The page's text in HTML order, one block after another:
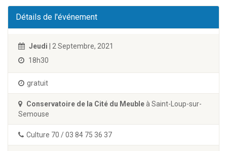
Détails de l'événement
Jeudi | 2 Septembre, 2021
18h30
gratuit
Conservatoire de la Cité du Meubleà Saint-Loup-sur-
Semouse
Culture 70 / 03 84 75 36 37